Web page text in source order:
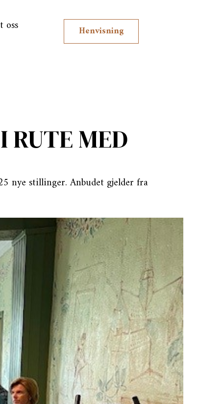
oss Henvisning
RUTE MED
nye stillinger. Anbudet gjelder fra